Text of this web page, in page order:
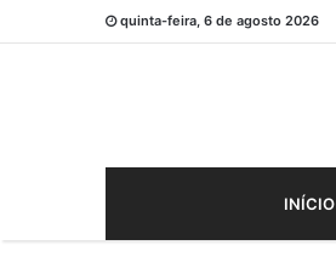
quinta-feira, 6 de agosto 2026
INÍCIO